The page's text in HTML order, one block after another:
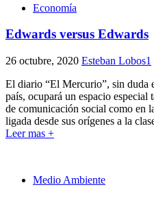
Economía
Edwards versus Edwards
26 octubre, 2020 Esteban Lobos1
El diario “El Mercurio”, sin duda
país, ocupará un espacio
de comunicación social como en
ligada desde sus orígenes a la
Leer mas +
Medio Ambiente